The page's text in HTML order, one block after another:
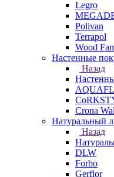
Legro
Polivan
Terrapol
Wood
Настенные
Назад
Crona
Натуральный
Назад
DLW
Forbo
Gerflor